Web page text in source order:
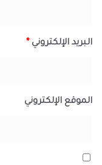
البريد الإلكتروني *
الموقع الإلكتروني